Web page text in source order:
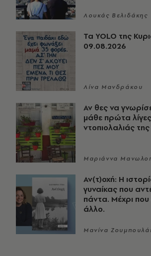
Λουκάς Βελιδάκης
Τα YOLO της
09.08.2026
Λίνα Μανδράκου
Αν θες να
μάθε πρώτα λίγες
ντοπιολαλιάς της
Μαριάννα
Αν(τ)οχή: Η
γυναίκας που
πάντα. Μέχρι που
άλλο.
Μανίνα